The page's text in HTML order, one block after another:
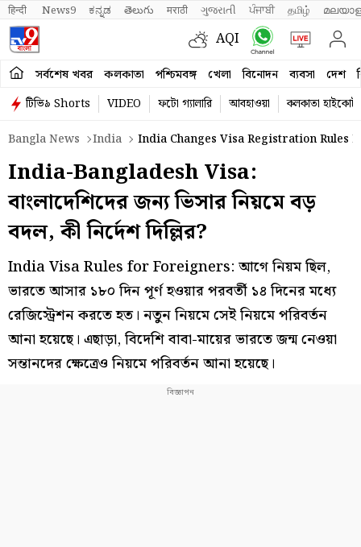
हिन्दी News9 ಕನ್ನಡ తెలుగు मराठी ગુજરાતી ਪੰਜਾਬੀ தமிழ்
AQI
সর্বশেষ খবর কলকাতা পশ্চিমবঙ্গ খেলা বিনোদন ব্যবসা দেশ
টিভি৯ Shorts VIDEO ফটো গ্যালারি আবহাওয়া
কলকাতা হাইকোর্ট
Bangla News
India India Changes Visa Registration Rules
India-Bangladesh Visa:
বাংলাদেশিদের জন্য ভিসার নিয়মে বড়
বদল, কী নির্দেশ দিল্লির?
India Visa Rules for Foreigners: আগে নিয়ম ছিল,
ভারতে আসার ১৮০ দিন পূর্ণ হওয়ার পরবর্তী ১৪ দিনের মধ্যে
রেজিস্ট্রেশন করতে হত। নতুন নিয়মে সেই নিয়মে পরিবর্তন
আনা হয়েছে। এছাড়া, বিদেশি বাবা-মায়ের ভারতে জন্ম নেওয়া
সন্তানদের ক্ষেত্রেও নিয়মে পরিবর্তন আনা হয়েছে।